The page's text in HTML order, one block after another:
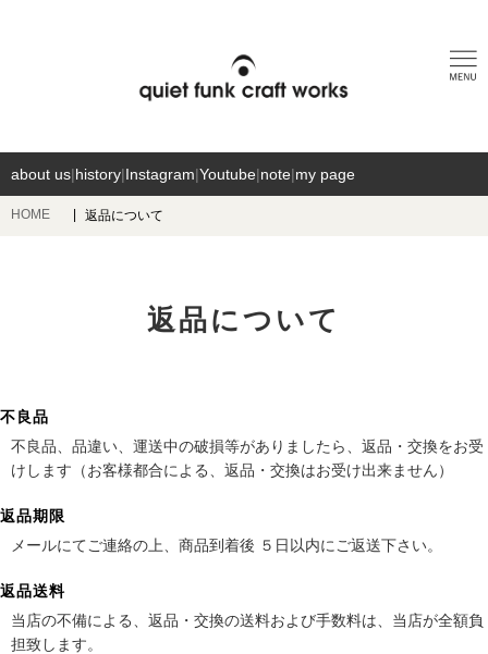
about us|history|Instagram|Youtube|note|my page
HOME 返品について
返品について
不良品
不良品、品違い、運送中の破損等がありましたら、返品・交換をお受
けします（お客様都合による、返品・交換はお受け出来ません）
返品期限
メールにてご連絡の上、商品到着後 ５日以内にご返送下さい。
返品送料
当店の不備による、返品・交換の送料および手数料は、当店が全額負
担致します。